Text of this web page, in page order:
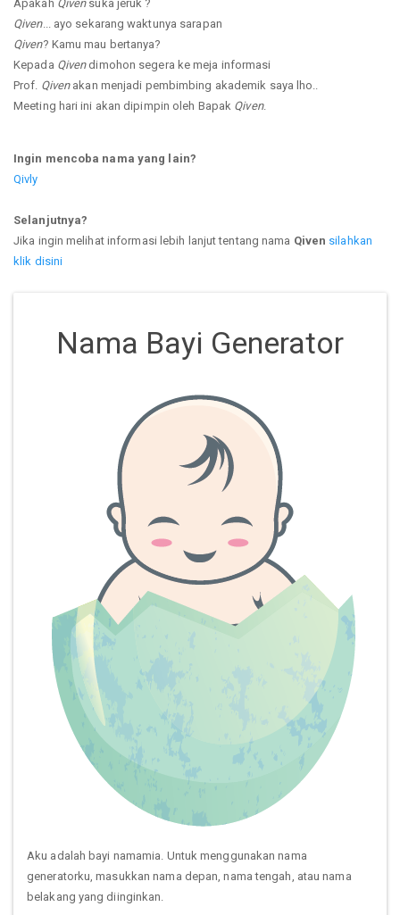
Apakah Qivensuka jeruk ?
Qiven... ayo sekarang waktunya sarapan
Qiven? Kamu mau bertanya?
Kepada Qivendimohon segera ke meja informasi
Prof. Qivenakan menjadi pembimbing akademik saya lho..
Meeting hari ini akan dipimpin oleh Bapak Qiven.
Ingin mencoba nama yang lain?
Qivly
Selanjutnya?
Jika ingin melihat informasi lebih lanjut tentang nama Qiven silahkan
klik disini
Nama Bayi Generator
Aku adalah bayi namamia. Untuk menggunakan nama
generatorku, masukkan nama depan, nama tengah, atau nama
belakang yang diinginkan.